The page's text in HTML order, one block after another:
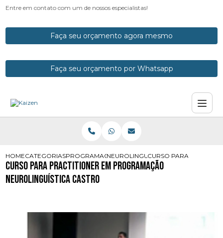
Entre em contato com um de nossos especialistas!
Faça seu orçamento agora mesmo
Faça seu orçamento por Whatsapp
HOMECATEGORIASPROGRAMACOES NEUROLINGUISTICAS
NEUROLINGUISTICA PNL
CURSO PARA
Curso para Practitioner em Programação
Neurolinguística Castro